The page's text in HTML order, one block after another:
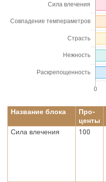
Название блока
Про-
центы
Сила влечения 100